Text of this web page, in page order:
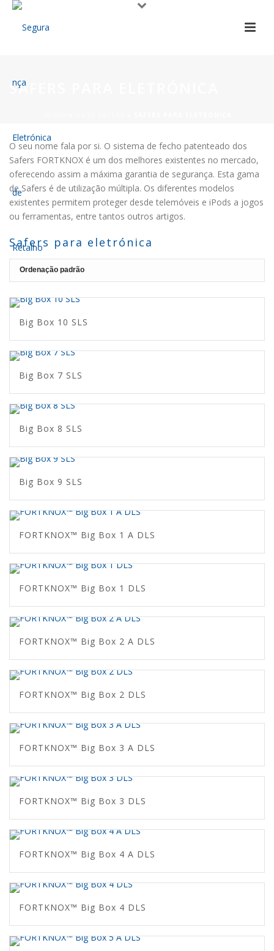
SAFERS PARA ELETRÓNICA
O seu nome fala por si. O sistema de fecho patenteado dos
Safers FORTKNOX é um dos melhores existentes no mercado,
oferecendo assim a máxima garantia de segurança. Esta gama
de Safers é de utilização múltipla. Os diferentes modelos
existentes permitem proteger desde telemóveis e iPods a jogos
ou ferramentas, entre tantos outros artigos.
Safers para eletrónica
Big Box 10 SLS
Big Box 7 SLS
Big Box 8 SLS
Big Box 9 SLS
FORTKNOX™ Big Box 1 A DLS
FORTKNOX™ Big Box 1 DLS
FORTKNOX™ Big Box 2 A DLS
FORTKNOX™ Big Box 2 DLS
FORTKNOX™ Big Box 3 A DLS
FORTKNOX™ Big Box 3 DLS
FORTKNOX™ Big Box 4 A DLS
FORTKNOX™ Big Box 4 DLS